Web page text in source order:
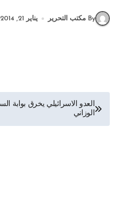
By مكتب التحرير يناير 21, 2014
تصفّح
المقالات
العدو الاسرائيلي يخرق بوابة
الوزاني